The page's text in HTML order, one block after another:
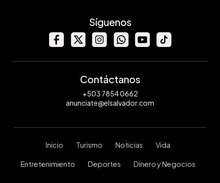
Síguenos
Contáctanos
+503 7854 0662
anunciate@elsalvador.com
Inicio Turismo Noticias Vida
Entretenimiento Deportes Dinero y Negocios